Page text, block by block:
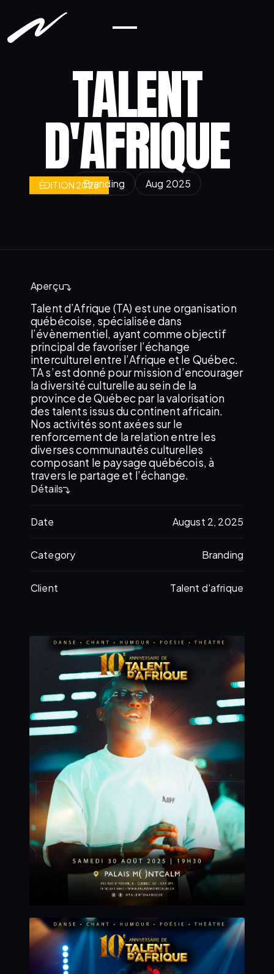
TALENT
D'AFRIQUE
ÉDITION 2025Branding Aug 2025
Aperçu
Talent d’Afrique (TA) est une organisation
québécoise, spécialisée dans
l’évènementiel, ayant comme objectif
principal de favoriser l’échange
interculturel entre l’Afrique et le Québec.
TA s’est donné pour mission d’encourager
la diversité culturelle au sein de la
province de Québec par la valorisation
des talents issus du continent africain.
Nos activités sont axées sur le
renforcement de la relation entre les
diverses communautés culturelles
composant le paysage québécois, à
travers le partage et l’échange.
Détails
Date August 2, 2025
Category Branding
Client Talent d'afrique